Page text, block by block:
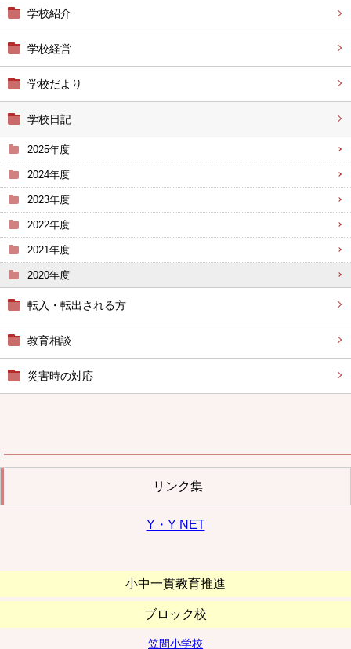
学校紹介
学校経営
学校だより
学校日記
2025年度
2024年度
2023年度
2022年度
2021年度
2020年度
転入・転出される方
教育相談
災害時の対応
リンク集
Y・Y NET
小中一貫教育推進
ブロック校
笠間小学校